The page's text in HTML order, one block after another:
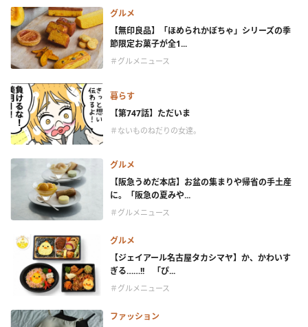
グルメ
【無印良品】「ほめられかぼちゃ」シリーズの季
節限定お菓子が全1...
＃グルメニュース
暮らす
【第747話】ただいま
＃ないものねだりの女達。
グルメ
【阪急うめだ本店】お盆の集まりや帰省の手土産
に。「阪急の夏みや...
＃グルメニュース
グルメ
【ジェイアール名古屋タカシマヤ】か、かわいす
ぎる……!! 「ぴ...
＃グルメニュース
ファッション